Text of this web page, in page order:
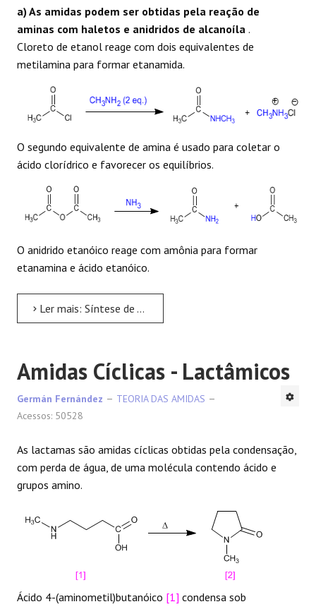
a) As amidas podem ser obtidas pela reação de
aminas com haletos e anidridos de alcanoíla .
Cloreto de etanol reage com dois equivalentes de
metilamina para formar etanamida.
O segundo equivalente de amina é usado para coletar o
ácido clorídrico e favorecer os equilíbrios.
O anidrido etanóico reage com amônia para formar
etanamina e ácido etanóico.
Ler mais: Síntese de Amida
Amidas Cíclicas - Lactâmicos
Germán Fernández
TEORIA DAS AMIDAS
Acessos: 50528
As lactamas são amidas cíclicas obtidas pela condensação,
com perda de água, de uma molécula contendo ácido e
grupos amino.
Ácido 4-(aminometil)butanóico [1] condensa sob